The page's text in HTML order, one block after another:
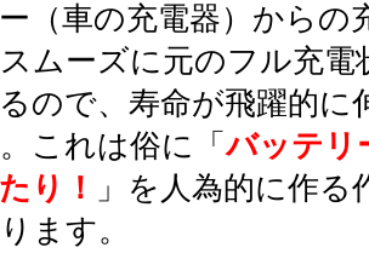
（車の充電器）からの
ムーズに元のフル充電
ので、寿命が飛躍的に
これは俗に「バッテリ
り！
」を人為的に作る
ます。